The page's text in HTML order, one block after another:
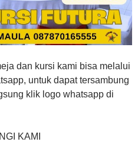
dan kursi kami bisa melalui
untuk dapat tersambung
klik logo whatsapp di
KAMI